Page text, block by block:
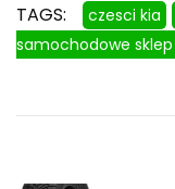
TAGS: czesci kia
samochodowe